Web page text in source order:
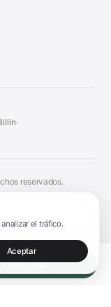
el tráfico.
Aceptar
Contratar
·
reservados.